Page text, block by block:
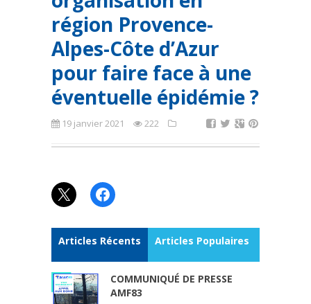
région Provence-
Alpes-Côte d’Azur
pour faire face à une
éventuelle épidémie ?
19 janvier 2021 222
X Facebook
Articles Récents Articles Populaires
COMMUNIQUÉ DE PRESSE
AMF83